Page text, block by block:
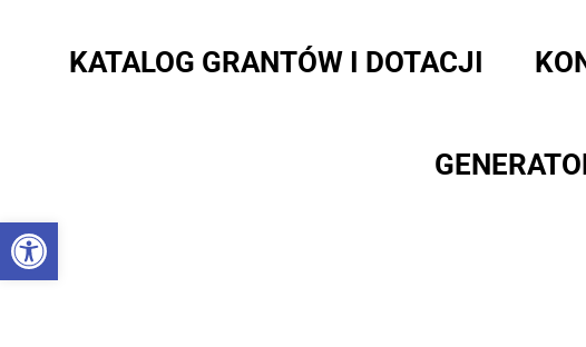
Otwórz pasek narzędzi
KATALOG GRANTÓW I DOTACJI